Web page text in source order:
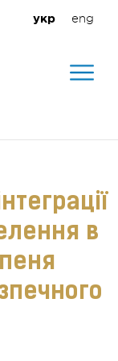
укр eng
в